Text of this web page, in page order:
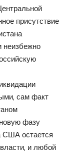
присутствие
неизбежно
сам факт
фазу
США остается
и любой